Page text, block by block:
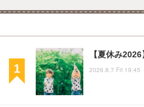
【夏休み
2026.8.7 Fri 19:45